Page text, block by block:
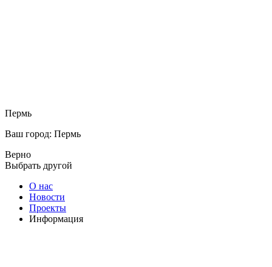
Пермь
Ваш город: Пермь
Верно
Выбрать другой
О нас
Новости
Проекты
Информация